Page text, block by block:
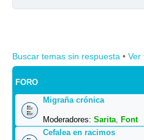
Buscar temas sin respuesta • Ver
FORO
Migraña crónica
Moderadores: Sarita, Font
Cefalea en racimos